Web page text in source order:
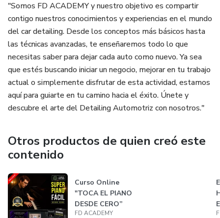
para mantener tu auto como nuevo.Ç
✅Limpieza y Detallado de Interiores: Aprende a cuidar y
limpiar tapicerías de tela, cuero, plásticos y más, logrando
un acabado impecable en el interior de los vehículos.
✅Restauración de Faros y Otros Detalles: Aprende a pulir
y restaurar ópticas, ensamblar piezas y realizar otras
tareas esenciales en el detallado automotriz.
"Somos FD ACADEMY y nuestro objetivo es compartir
contigo nuestros conocimientos y experiencias en el mundo
del car detailing. Desde los conceptos más básicos hasta
las técnicas avanzadas, te enseñaremos todo lo que
necesitas saber para dejar cada auto como nuevo. Ya sea
que estés buscando iniciar un negocio, mejorar en tu trabajo
actual o simplemente disfrutar de esta actividad, estamos
aquí para guiarte en tu camino hacia el éxito. Únete y
descubre el arte del Detailing Automotriz con nosotros."
Otros productos de quien creó este
contenido
Curso Online
"TOCA EL PIANO
DESDE CERO”
FD ACADEMY